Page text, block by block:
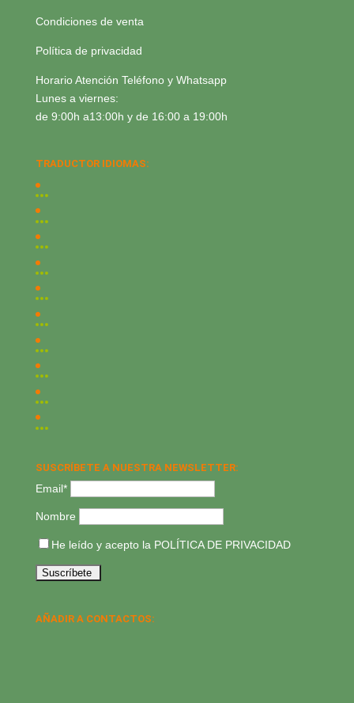
Condiciones de venta
Política de privacidad
Horario Atención Teléfono y Whatsapp
Lunes a viernes:
de 9:00h a13:00h y de 16:00 a 19:00h
TRADUCTOR IDIOMAS:
SUSCRÍBETE A NUESTRA NEWSLETTER:
Email*
Nombre
He leído y acepto la POLÍTICA DE PRIVACIDAD
AÑADIR A CONTACTOS: